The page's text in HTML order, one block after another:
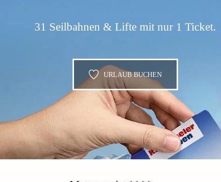
31 Seilbahnen & Lifte mit nur 1 Ticket.
URLAUB BUCHEN